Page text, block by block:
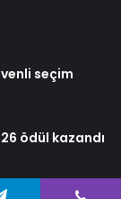
seçim
ödül kazandı